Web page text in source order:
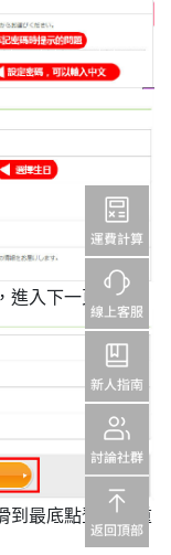
進入下一頁。
到最底點登入，重